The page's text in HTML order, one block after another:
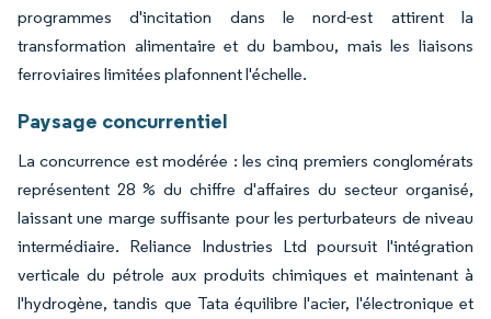
programmes d'incitation dans le nord-est attirent la
transformation alimentaire et du bambou, mais les liaisons
ferroviaires limitées plafonnent l'échelle.
Paysage concurrentiel
La concurrence est modérée : les cinq premiers conglomérats
représentent 28 % du chiffre d'affaires du secteur organisé,
laissant une marge suffisante pour les perturbateurs de niveau
intermédiaire. Reliance Industries Ltd poursuit l'intégration
verticale du pétrole aux produits chimiques et maintenant à
l'hydrogène, tandis que Tata équilibre l'acier, l'électronique et